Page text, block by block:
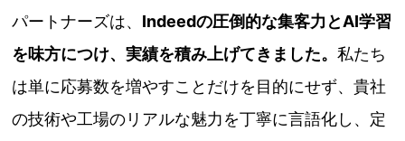
パートナーズは、 Indeedの圧倒的な集客力とAI学習
を味方につけ、実績を積み上げてきました。私たち
は単に応募数を増やすことだけを目的にせず、貴社
の技術や工場のリアルな魅力を丁寧に言語化し、定